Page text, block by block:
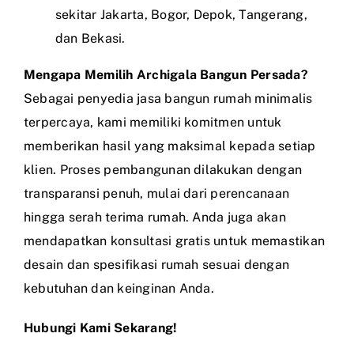
sekitar Jakarta, Bogor, Depok, Tangerang,
dan Bekasi.
Mengapa Memilih Archigala Bangun Persada?
Sebagai penyedia jasa bangun rumah minimalis
terpercaya, kami memiliki komitmen untuk
memberikan hasil yang maksimal kepada setiap
klien. Proses pembangunan dilakukan dengan
transparansi penuh, mulai dari perencanaan
hingga serah terima rumah. Anda juga akan
mendapatkan konsultasi gratis untuk memastikan
desain dan spesifikasi rumah sesuai dengan
kebutuhan dan keinginan Anda.
Hubungi Kami Sekarang!